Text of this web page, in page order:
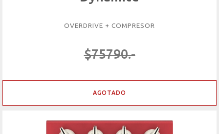
OVERDRIVE + COMPRESOR
$75790.-
AGOTADO